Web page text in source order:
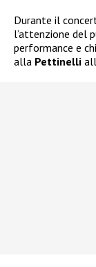
Durante il
l’attenzione del
performance e
alla Pettinelli